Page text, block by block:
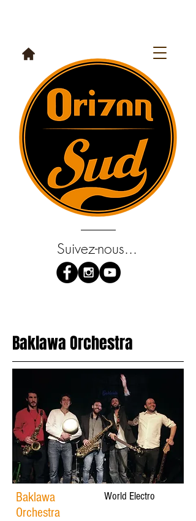
Suivez-nous...
Baklawa Orchestra
Baklawa
Orchestra
World Electro